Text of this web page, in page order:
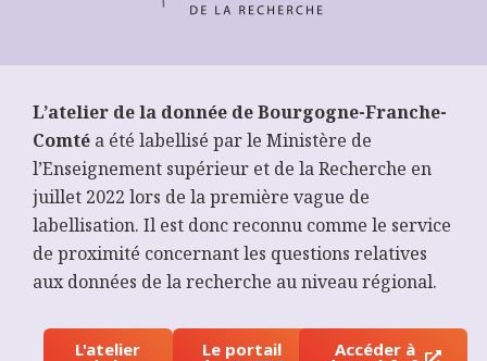
L’atelier de la donnée de Bourgogne-Franche-
Comté a été labellisé par le Ministère de
l’Enseignement supérieur et de la Recherche en
juillet 2022 lors de la première vague de
labellisation. Il est donc reconnu comme le service
de proximité concernant les questions relatives
aux données de la recherche au niveau régional.
L'atelier Le portail Accéder à